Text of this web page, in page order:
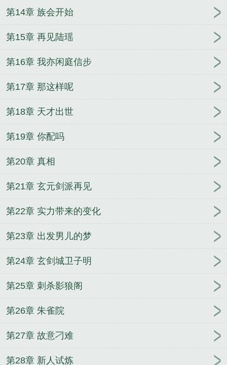
第14章 族会开始
第15章 再见陆瑶
第16章 我亦闲庭信步
第17章 那这样呢
第18章 天才出世
第19章 你配吗
第20章 真相
第21章 玄元剑派再见
第22章 实力带来的变化
第23章 出发男儿的梦
第24章 玄剑城卫子明
第25章 刺杀影狼阁
第26章 朱雀院
第27章 故意刁难
第28章 新人试炼